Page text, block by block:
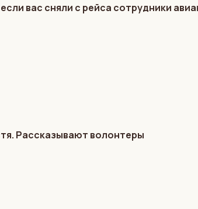
вас сняли с рейса сотрудники
Рассказывают волонтеры